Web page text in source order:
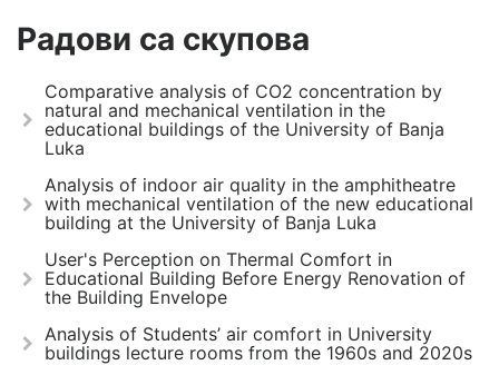
Радови са скупова
Comparative analysis of CO2 concentration by
natural and mechanical ventilation in the
educational buildings of the University of Banja
Luka
Analysis of indoor air quality in the amphitheatre
with mechanical ventilation of the new educational
building at the University of Banja Luka
User's Perception on Thermal Comfort in
Educational Building Before Energy Renovation of
the Building Envelope
Analysis of Students’ air comfort in University
buildings lecture rooms from the 1960s and 2020s